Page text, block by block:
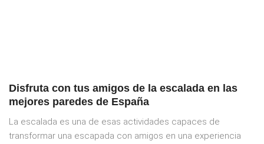
Disfruta con tus amigos de la escalada en las
mejores paredes de España
La escalada es una de esas actividades capaces de
transformar una escapada con amigos en una experiencia